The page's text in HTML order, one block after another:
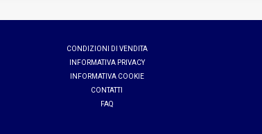
CONDIZIONI DI VENDITA
INFORMATIVA PRIVACY
INFORMATIVA COOKIE
CONTATTI
FAQ